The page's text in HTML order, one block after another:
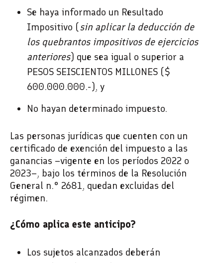
Se haya informado un Resultado
Impositivo (sin aplicar la deducción de
los quebrantos impositivos de ejercicios
anteriores) que sea igual o superior a
PESOS SEISCIENTOS MILLONES ($
600.000.000.-), y
No hayan determinado impuesto.
Las personas jurídicas que cuenten con un
certificado de exención del impuesto a las
ganancias –vigente en los períodos 2022 o
2023–, bajo los términos de la Resolución
General n.° 2681, quedan excluidas del
régimen.
¿Cómo aplica este anticipo?
Los sujetos alcanzados deberán